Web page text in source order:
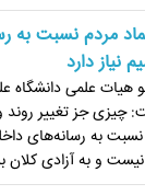
مردم نسبت به
نیاز دارد
هیات علمی دانشگاه
چیزی جز تغییر روند
به رسانه‌های
نیست و به آزادی کلان